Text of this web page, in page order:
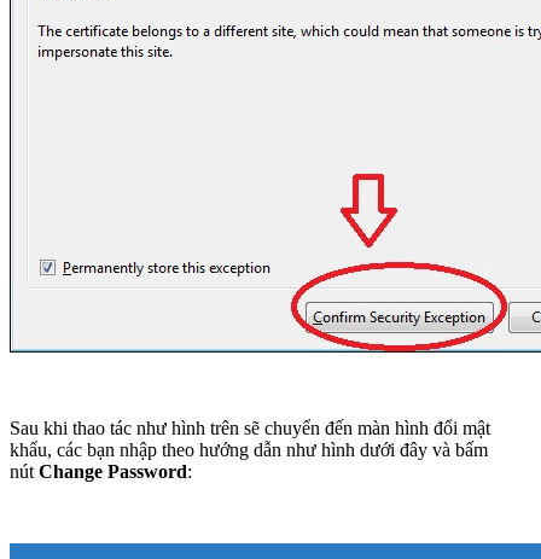
Sau khi thao tác như hình trên sẽ chuyển đến màn hình đổi mật
khẩu, các bạn nhập theo hướng dẫn như hình dưới đây và bấm
nút Change Password: